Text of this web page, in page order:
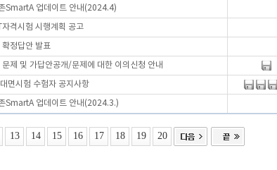
SmartA 업데이트 안내(2024.4)
격시험 시행계획 공고
정답안 발표
제 및 가답안공개/문제에 대한 이의신청 안내
면시험 수험자 공지사항
SmartA 업데이트 안내(2024.3.)
13 14 15 16 17 18 19 20